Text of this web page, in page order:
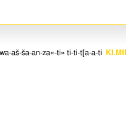
aš-ša-an-za«-ti» ti-ti-t[a-a-ti